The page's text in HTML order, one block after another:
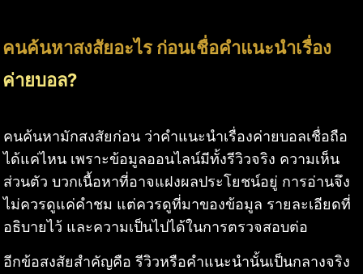
คนค้นหาสงสัยอะไร ก่อนเชื่อคำแนะนำเรื่อง
ค่ายบอล?
คนค้นหามักสงสัยก่อน ว่าคำแนะนำเรื่องค่ายบอลเชื่อถือ
ได้แค่ไหน เพราะข้อมูลออนไลน์มีทั้งรีวิวจริง ความเห็น
ส่วนตัว บวกเนื้อหาที่อาจแฝงผลประโยชน์อยู่ การอ่านจึง
ไม่ควรดูแค่คำชม แต่ควรดูที่มาของข้อมูล รายละเอียดที่
อธิบายไว้ และความเป็นไปได้ในการตรวจสอบต่อ
อีกข้อสงสัยสำคัญคือ รีวิวหรือคำแนะนำนั้นเป็นกลางจริง